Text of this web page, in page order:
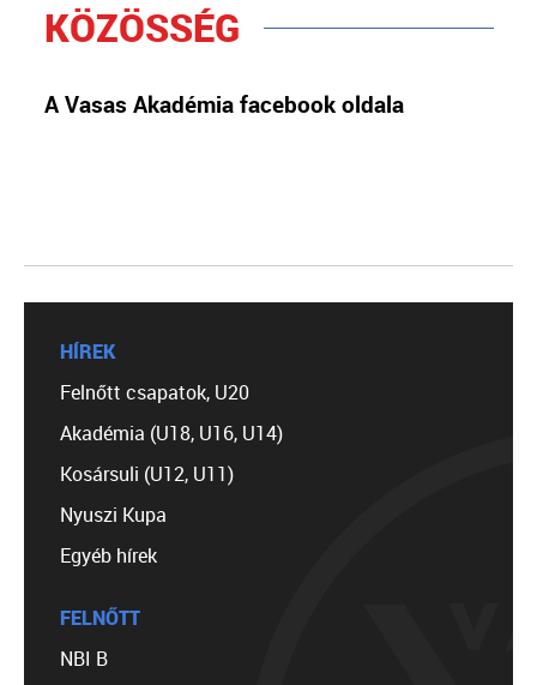
KÖZÖSSÉG
A Vasas Akadémia facebook oldala
HÍREK
Felnőtt csapatok, U20
Akadémia (U18, U16, U14)
Kosársuli (U12, U11)
Nyuszi Kupa
Egyéb hírek
FELNŐTT
NBI B